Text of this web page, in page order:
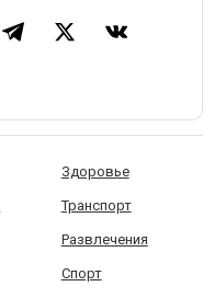
Здоровье
Транспорт
Развлечения
Спорт